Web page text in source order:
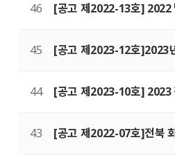
46 [공고 제2022-13호] 2022
45 [공고 제2023-12호]2023
44 [공고 제2023-10호] 2023
43 [공고 제2022-07호]전북